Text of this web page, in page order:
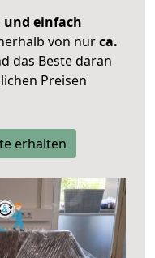
und einfach
von nurca.
das Beste daran
Preisen
erhalten